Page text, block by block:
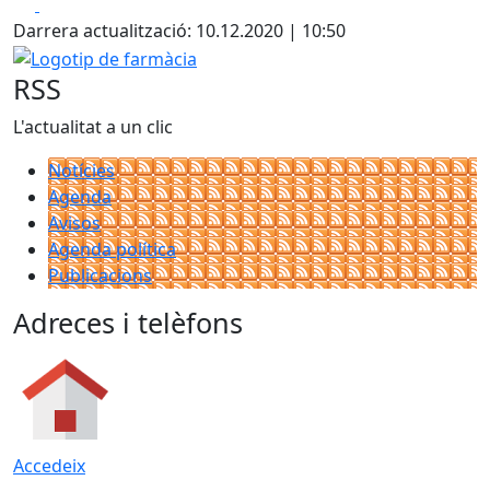
+
−
Darrera actualització: 10.12.2020 | 10:50
Logotip de farmàcia
RSS
L'actualitat a un clic
Notícies
Agenda
Avisos
Agenda política
Publicacions
Adreces i telèfons
Accedeix